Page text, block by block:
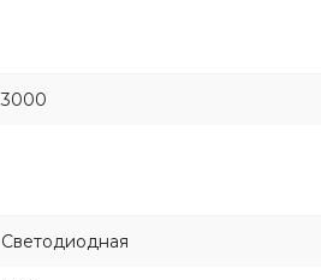
3000
Светодиодная